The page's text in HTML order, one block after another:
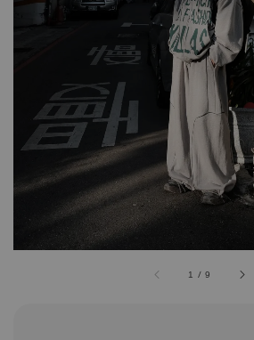
1 /9